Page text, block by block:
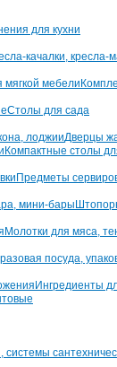
для кухни
качалки, кресла-
мебели
Столы для сада
лоджииДверцы
Компактные столы
Предметы
мини-бары
Молотки для мяса,
посуда,
Ингредиенты